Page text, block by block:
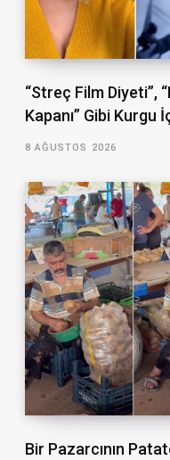
“Streç Film Diyeti”,
Kapanı” Gibi Kurgu
8 AĞUSTOS 2026
Bir Pazarcının